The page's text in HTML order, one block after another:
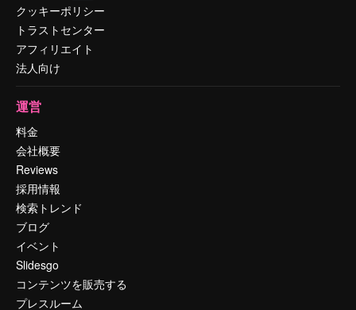
クッキーポリシー
トラストセンター
アフィリエイト
法人向け
運営
料金
会社概要
Reviews
採用情報
検索トレンド
ブログ
イベント
Slidesgo
コンテンツを販売する
プレスルーム